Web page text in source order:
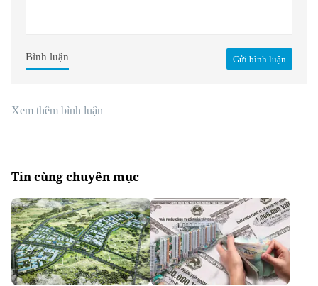
Gửi bình luận
Bình luận
Xem thêm bình luận
Tin cùng chuyên mục